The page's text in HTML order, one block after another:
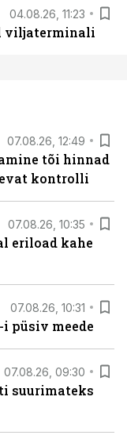
04.08.26, 11:23
viljaterminali
07.08.26, 12:49
tõi hinnad
kontrolli
07.08.26, 10:35
eriload kahe
07.08.26, 10:31
i püsiv meede
07.08.26, 09:30
suurimateks